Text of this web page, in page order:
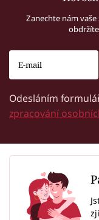
Zanechte nám
Odesláním
zpracování